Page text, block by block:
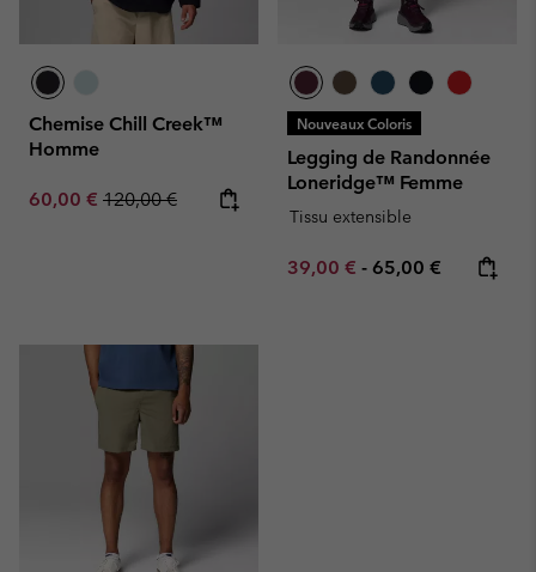
Chemise Chill Creek™
Homme
Sale price:
60,00 € Regular price:
120,00 €
Nouveaux Coloris
Legging de Randonnée
Loneridge™ Femme
Tissu extensible
Minimum sale price:
39,00 € - Maximum price:
65,00 €